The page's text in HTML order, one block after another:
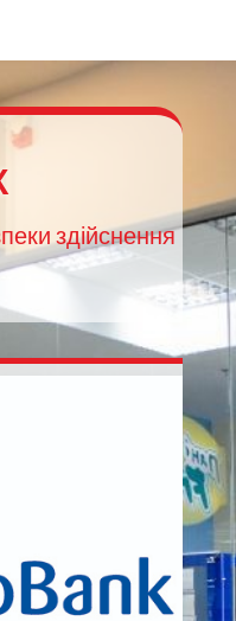
здійснення